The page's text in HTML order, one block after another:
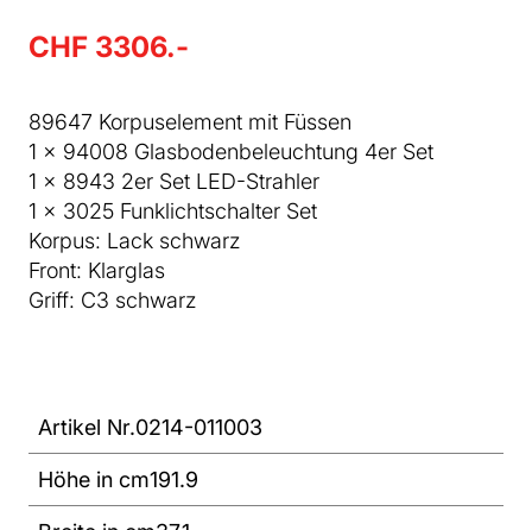
CHF 3306.-
89647 Korpuselement mit Füssen
1 x 94008 Glasbodenbeleuchtung 4er Set
1 x 8943 2er Set LED-Strahler
1 x 3025 Funklichtschalter Set
Korpus: Lack schwarz
Front: Klarglas
Griff: C3 schwarz
Artikel Nr.0214-011003
Höhe in cm191.9